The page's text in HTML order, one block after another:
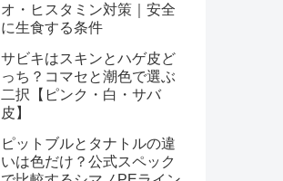
オ・ヒスタミン対策｜安全
に生食する条件
サビキはスキンとハゲ皮ど
っち？コマセと潮色で選ぶ
二択【ピンク・白・サバ
皮】
ピットブルとタナトルの違
いは色だけ？公式スペック